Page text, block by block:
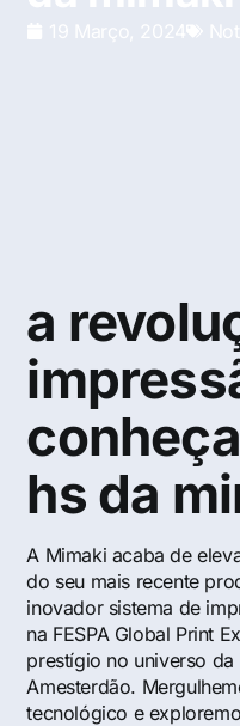
19 Março, 2024
a
hs da
A Mimaki acaba de
do seu mais recente
inovador sistema de
na FESPA Global Print
prestígio no universo
Amesterdão.
tecnológico e